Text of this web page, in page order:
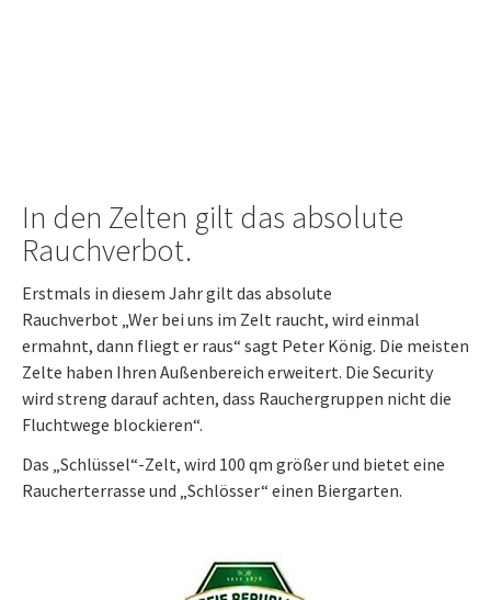
In den Zelten gilt das absolute
Rauchverbot.
Erstmals in diesem Jahr gilt das absolute
Rauchverbot „Wer bei uns im Zelt raucht, wird einmal
ermahnt, dann fliegt er raus“ sagt Peter König. Die meisten
Zelte haben Ihren Außenbereich erweitert. Die Security
wird streng darauf achten, dass Rauchergruppen nicht die
Fluchtwege blockieren“.
Das „Schlüssel“-Zelt, wird 100 qm größer und bietet eine
Raucherterrasse und „Schlösser“ einen Biergarten.